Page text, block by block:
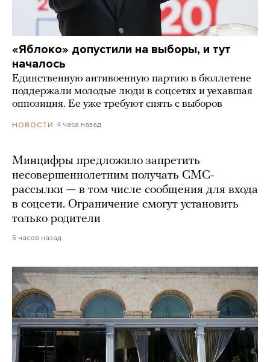
«Яблоко» допустили на выборы, и тут
началось
Единственную антивоенную партию в бюллетене
поддержали молодые люди в соцсетях и уехавшая
оппозиция. Ее уже требуют снять с выборов
НОВОСТИ 4 часа назад
Минцифры предложило запретить
несовершеннолетним получать СМС-
рассылки — в том числе сообщения для входа
в соцсети. Ограничение смогут установить
только родители
5 часов назад